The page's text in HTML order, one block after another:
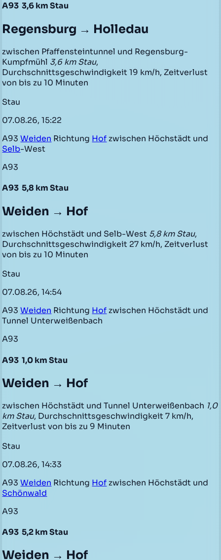
A93 3,6 km Stau
Regensburg → Holledau
zwischen Pfaffensteintunnel und Regensburg-
Kumpfmühl 3,6 km Stau,
Durchschnittsgeschwindigkeit 19 km/h, Zeitverlust
von bis zu 10 Minuten
Stau
07.08.26, 15:22
A93Weiden Richtung Hof zwischen Höchstädt und
Selb-West
A93
A93 5,8 km Stau
Weiden → Hof
zwischen Höchstädt und Selb-West 5,8 km Stau,
Durchschnittsgeschwindigkeit 27 km/h, Zeitverlust
von bis zu 10 Minuten
Stau
07.08.26, 14:54
A93Weiden Richtung Hof zwischen Höchstädt und
Tunnel Unterweißenbach
A93
A93 1,0 km Stau
Weiden → Hof
zwischen Höchstädt und Tunnel Unterweißenbach 1,0
km Stau, Durchschnittsgeschwindigkeit 7 km/h,
Zeitverlust von bis zu 9 Minuten
Stau
07.08.26, 14:33
A93Weiden Richtung Hof zwischen Höchstädt und
Schönwald
A93
A93 5,2 km Stau
Weiden → Hof